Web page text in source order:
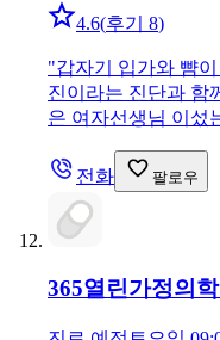
4.6(후기 8)
"갑자기 입가와 뺨
진이라는 진단과 함
은 여자선생님 이섰
전화 팔로우
365열린가정의